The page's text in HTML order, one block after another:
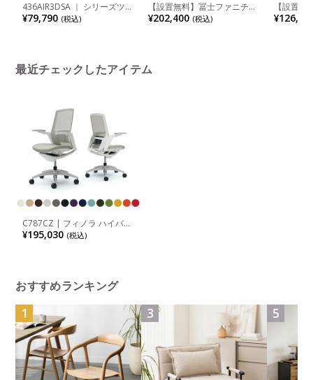
436AIR3DSA ｜ シリーズツー
Series2 シーガルフレーム
Seagull frame 4Dアーム 可動
¥79,790 (税込)
【設置無料】冨士ファニチア
デスクチェア 日本製 DEN 肘
付き ソフトレザー張り ロッ
¥202,400 (税込)
【設置
楽々チェ
さ40cm
最近チェックしたアイテム
C787CZ | フィノラ ハイバッ
ク 座クッション アジャスト
アーム ホワイトパネル ポリ
¥195,030 (税込)
おすすめランキング
1 3 5